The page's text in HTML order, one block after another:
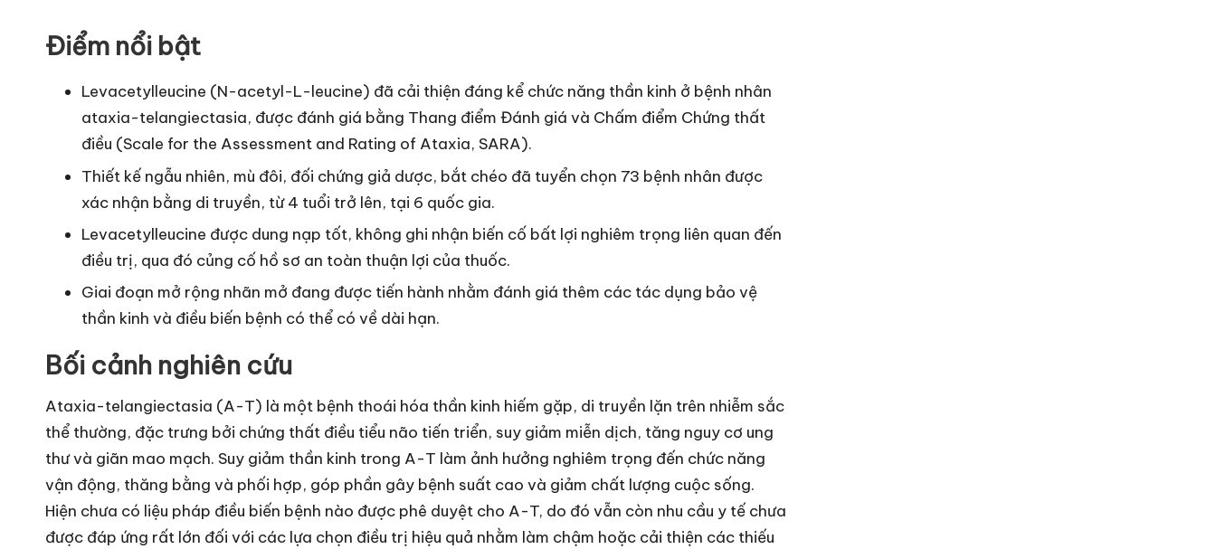
Điểm nổi bật
Levacetylleucine (N-acetyl-L-leucine) đã cải thiện đáng kể chức năng thần kinh ở bệnh nhân
ataxia-telangiectasia, được đánh giá bằng Thang điểm Đánh giá và Chấm điểm Chứng thất
điều (Scale for the Assessment and Rating of Ataxia, SARA).
Thiết kế ngẫu nhiên, mù đôi, đối chứng giả dược, bắt chéo đã tuyển chọn 73 bệnh nhân được
xác nhận bằng di truyền, từ 4 tuổi trở lên, tại 6 quốc gia.
Levacetylleucine được dung nạp tốt, không ghi nhận biến cố bất lợi nghiêm trọng liên quan đến
điều trị, qua đó củng cố hồ sơ an toàn thuận lợi của thuốc.
Giai đoạn mở rộng nhãn mở đang được tiến hành nhằm đánh giá thêm các tác dụng bảo vệ
thần kinh và điều biến bệnh có thể có về dài hạn.
Bối cảnh nghiên cứu
Ataxia-telangiectasia (A-T) là một bệnh thoái hóa thần kinh hiếm gặp, di truyền lặn trên nhiễm sắc
thể thường, đặc trưng bởi chứng thất điều tiểu não tiến triển, suy giảm miễn dịch, tăng nguy cơ ung
thư và giãn mao mạch. Suy giảm thần kinh trong A-T làm ảnh hưởng nghiêm trọng đến chức năng
vận động, thăng bằng và phối hợp, góp phần gây bệnh suất cao và giảm chất lượng cuộc sống.
Hiện chưa có liệu pháp điều biến bệnh nào được phê duyệt cho A-T, do đó vẫn còn nhu cầu y tế chưa
được đáp ứng rất lớn đối với các lựa chọn điều trị hiệu quả nhằm làm chậm hoặc cải thiện các thiếu